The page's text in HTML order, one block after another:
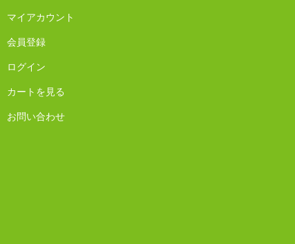
マイアカウント
会員登録
ログイン
カートを見る
お問い合わせ